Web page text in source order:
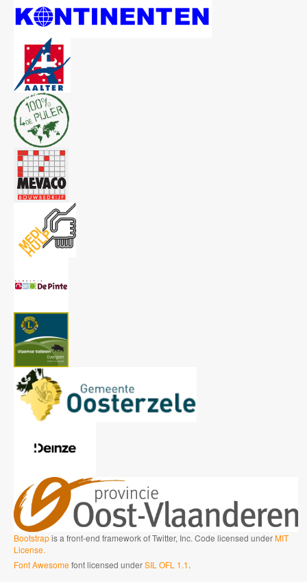
Bootstrapis a front-end framework of Twitter, Inc. Code licensed underMIT
License.
Font Awesomefont licensed underSIL OFL 1.1.